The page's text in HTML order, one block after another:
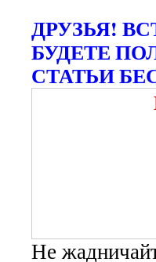
ДРУЗЬЯ!
БУДЕТЕ
СТАТЬИ
Не